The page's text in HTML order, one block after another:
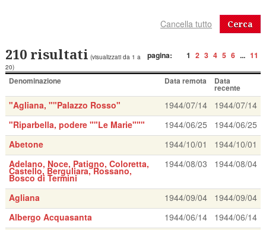
Cerca
pagina: 1 2 3 4 5 6 ... 11
210 risultati (visualizzati da 1 a
20)
Denominazione Data remota Data
recente
"Agliana, ""Palazzo Rosso" 1944/07/14
1944/07/14
"Riparbella, podere ""Le Marie"""
1944/06/25
1944/06/25
Abetone
1944/10/01
1944/10/01
Adelano, Noce, Patigno, Coloretta,
Castello, Berguliara, Rossano,
Bosco di Termini
1944/08/03 1944/08/04
Agliana 1944/09/04
1944/09/04
Albergo Acquasanta
1944/06/14
1944/06/14